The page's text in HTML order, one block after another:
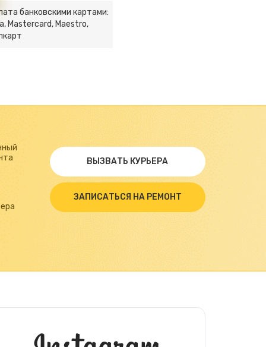
банковскими картами:
Mastercard, Maestro,
ВЫЗВАТЬ КУРЬЕРА
ЗАПИСАТЬСЯ НА РЕМОНТ